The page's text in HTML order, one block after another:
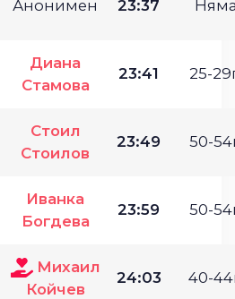
Анонимен 23:37
Диана
Стамова
23:41 25-
Стоил
Стоилов
23:49 50-
Иванка
Богдева
23:59 50-
Михаил
Койчев
24:03 40-